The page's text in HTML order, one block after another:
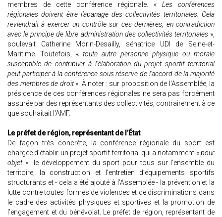
membres de cette conférence régionale. « Les conférences
régionales doivent être l’apanage des collectivités territoriales. Cela
reviendrait à exercer un contrôle sur ces dernières, en contradiction
avec le principe de libre administration des collectivités territoriales»,
soulevait Catherine Morin-Desailly, sénatrice UDI de Seine-et-
Maritime. Toutefois, « toute autre personne physique ou morale
susceptible de contribuer à l’élaboration du projet sportif territorial
peut participer à la conférence sous réserve de l’accord de la majorité
des membres de droit». À noter : sur proposition de l'Assemblée, la
présidence de ces conférences régionales ne sera pas forcément
assurée par des représentants des collectivités, contrairement à ce
que souhaitait l'AMF.
Le préfet de région, représentant de l’État
De façon très concrète, la conférence régionale du sport est
chargée d’établir un projet sportif territorial qui a notamment «pour
objet » le développement du sport pour tous sur l’ensemble du
territoire, la construction et l’entretien d’équipements sportifs
structurants et - cela a été ajouté à l’Assemblée - la prévention et la
lutte contre toutes formes de violences et de discriminations dans
le cadre des activités physiques et sportives et la promotion de
l’engagement et du bénévolat. Le préfet de région, représentant de